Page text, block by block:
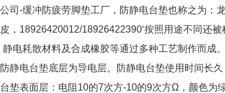
司-缓冲防疲劳脚垫工厂，防静电台垫也称之为：
，18926420012/18926422390‘按照用途不同还
电耗散材料及合成橡胶等通过多种工艺制作而成
静电台垫底层为导电层。防静电台垫使用时间长
垫表面层：电阻10的7次方-10的9次方Ω，颜色为